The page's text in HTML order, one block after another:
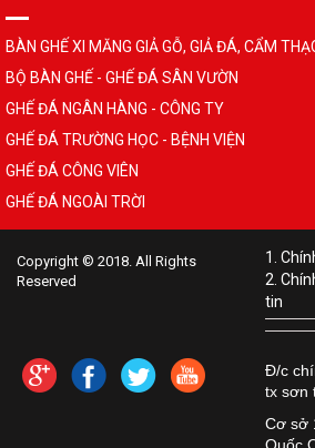
BÀN GHẾ XI MĂNG GIẢ GỖ, GIẢ ĐÁ, CẨM
BỘ BÀN GHẾ - GHẾ ĐÁ SÂN VƯỜN
GHẾ ĐÁ NGÂN HÀNG - CÔNG TY
GHẾ ĐÁ TRƯỜNG HỌC - BỆNH VIỆN
GHẾ ĐÁ CÔNG VIÊN
GHẾ ĐÁ NGOÀI TRỜI
Copyright © 2018. All Rights
Reserved
1.
2.
tin
Đ/c
tx sơn
Cơ sở
Quốc